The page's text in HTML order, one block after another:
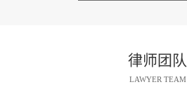
律师团队
LAWYER TEAM